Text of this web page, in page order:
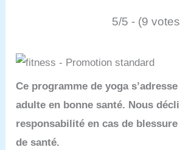
5/5 - (9
Ce programme de yoga
adulte en bonne santé. Nous
responsabilité en cas de
de santé.